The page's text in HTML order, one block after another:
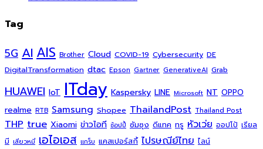
Tag
5G AI AIS Brother Cloud COVID-19 Cybersecurity DE
DigitalTransformation dtac Epson Gartner GenerativeAI Grab
HUAWEI IoT ITday Kaspersky LINE Microsoft NT OPPO
realme RTB Samsung Shopee ThailandPost Thailand Post
THP true Xiaomi ข่าวไอที ช้อปปี้ ซัมซุง ดีแทค ทรู หัวเว่ย ออปโป้ เรียล
มี เสียวหมี่ เอไอเอส แกร็บ แคสเปอร์สกี้ ไปรษณีย์ไทย ไลน์